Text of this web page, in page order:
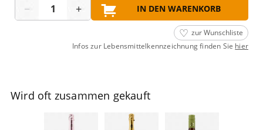
− + IN DEN WARENKORB
zur Wunschliste
Infos zur Lebensmittelkennzeichnung finden Sie hier
Wird oft zusammen gekauft